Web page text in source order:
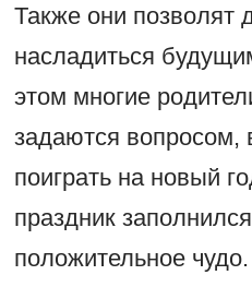
Также они позволят
насладиться
этом многие
задаются вопросом,
поиграть на новый
праздник
положительное чудо.